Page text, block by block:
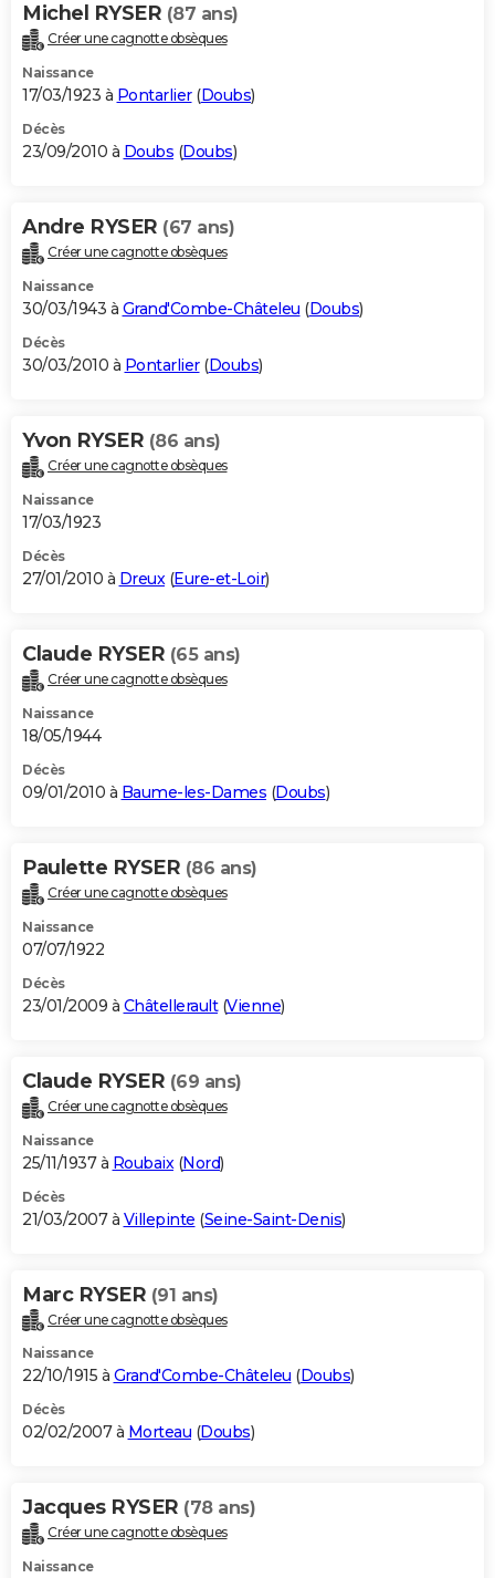
Michel RYSER (87 ans)
Créer une cagnotte obsèques
Naissance
17/03/1923 à Pontarlier(Doubs)
Décès
23/09/2010 à Doubs (Doubs)
Andre RYSER (67 ans)
Créer une cagnotte obsèques
Naissance
30/03/1943 à Grand'Combe-Châteleu (Doubs)
Décès
30/03/2010 à Pontarlier(Doubs)
Yvon RYSER (86 ans)
Créer une cagnotte obsèques
Naissance
17/03/1923
Décès
27/01/2010 à Dreux(Eure-et-Loir)
Claude RYSER (65 ans)
Créer une cagnotte obsèques
Naissance
18/05/1944
Décès
09/01/2010 à Baume-les-Dames (Doubs)
Paulette RYSER (86 ans)
Créer une cagnotte obsèques
Naissance
07/07/1922
Décès
23/01/2009 à Châtellerault(Vienne)
Claude RYSER (69 ans)
Créer une cagnotte obsèques
Naissance
25/11/1937 à Roubaix (Nord)
Décès
21/03/2007 à Villepinte (Seine-Saint-Denis)
Marc RYSER (91 ans)
Créer une cagnotte obsèques
Naissance
22/10/1915 à Grand'Combe-Châteleu (Doubs)
Décès
02/02/2007 à Morteau (Doubs)
Jacques RYSER (78 ans)
Créer une cagnotte obsèques
Naissance